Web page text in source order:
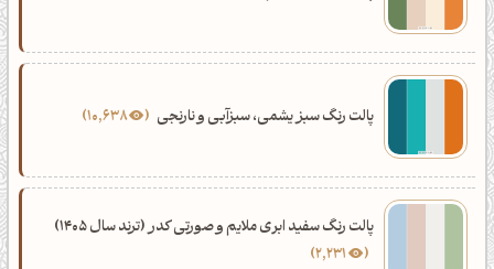
پالت رنگ سبز یشمی، سبزآبی و نارنجی 10,638
پالت رنگ سفید ابری ملایم و صورتی کدر (ترند سال 1405)